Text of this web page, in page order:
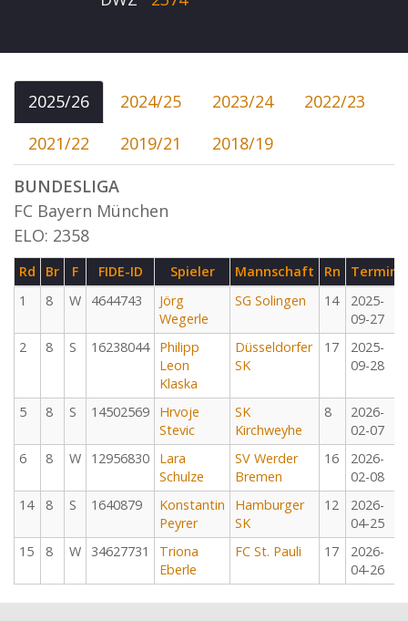
2025/26 2024/25 2023/24
2022/23
2021/22
2019/21
2018/19
BUNDESLIGA
FC Bayern München
ELO: 2358
Rd Br F FIDE-ID Spieler Mannschaft Rn
Termin
1
8 W 4644743
Jörg
Wegerle
SG Solingen 14
2025-
09-27
2
8 S 16238044
Philipp
Leon
Klaska
Düsseldorfer
SK
17
2025-
09-28
5 8 S 14502569
Hrvoje
Stevic
SK
Kirchweyhe
8
2026-
02-07
6
8 W 12956830
Lara
Schulze
SV Werder
Bremen
16
2026-
02-08
14
8 S 1640879
Konstantin
Peyrer
Hamburger
SK
12
2026-
04-25
15
8 W 34627731
Triona
Eberle
FC St. Pauli 17
2026-
04-26